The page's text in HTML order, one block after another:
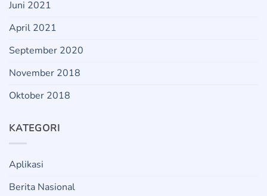
Juni 2021
April 2021
September 2020
November 2018
Oktober 2018
KATEGORI
Aplikasi
Berita Nasional